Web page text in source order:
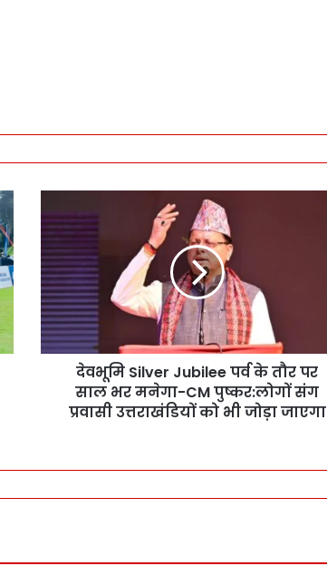
व
भू
मि
S
i
l
v
e
के
देवभूमि Silver Jubilee पर्व के तौर पर
साल भर मनेगा-CM पुष्कर:लोगों संग
प्रवासी उत्तराखंडियों को भी जोड़ा जाएगा